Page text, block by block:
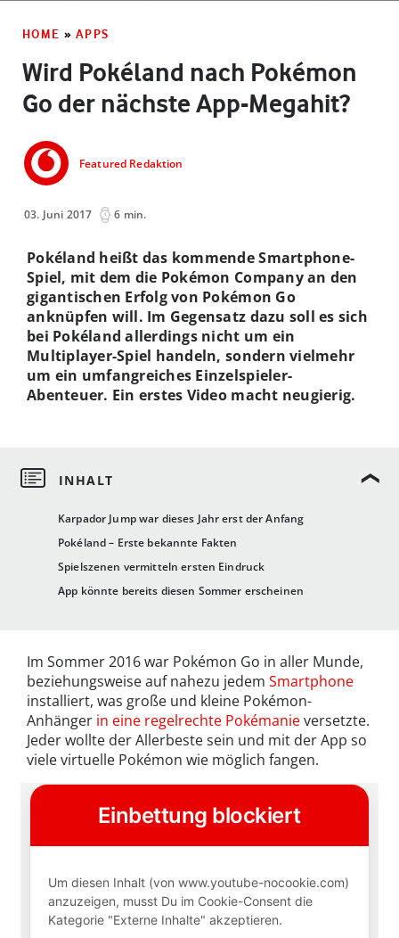
HOME » APPS
Wird Pokéland nach Pokémon
Go der nächste App-Megahit?
Featured Redaktion
03. Juni 2017 6 min.
Karpador Jump war dieses Jahr erst der Anfang
Pokéland – Erste bekannte Fakten
Spielszenen vermitteln ersten Eindruck
App könnte bereits diesen Sommer erscheinen
Pokéland heißt das kommende Smartphone-
Spiel, mit dem die Pokémon Company an den
gigantischen Erfolg von Pokémon Go
anknüpfen will. Im Gegensatz dazu soll es sich
bei Pokéland allerdings nicht um ein
Multiplayer-Spiel handeln, sondern vielmehr
um ein umfangreiches Einzelspieler-
Abenteuer. Ein erstes Video macht neugierig.
Im Sommer 2016 war Pokémon Go in aller Munde,
beziehungsweise auf nahezu jedem Smartphone
installiert, was große und kleine Pokémon-
Anhänger in eine regelrechte Pokémanieversetzte.
Jeder wollte der Allerbeste sein und mit der App so
viele virtuelle Pokémon wie möglich fangen.